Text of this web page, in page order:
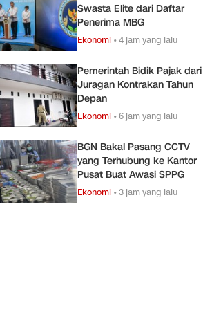
Swasta Elite dari Daftar
Penerima MBG
Ekonomi •4 jam yang lalu
Pemerintah Bidik Pajak dari
Juragan Kontrakan Tahun
Depan
Ekonomi •6 jam yang lalu
BGN Bakal Pasang CCTV
yang Terhubung ke Kantor
Pusat Buat Awasi SPPG
Ekonomi •3 jam yang lalu